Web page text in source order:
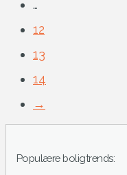
…
12
13
14
→
Populære boligtrends: